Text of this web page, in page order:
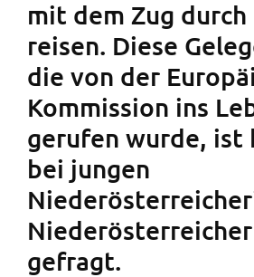
mit dem Zug durch
reisen. Diese
die von der
Kommission ins
gerufen wurde, ist
bei jungen
gefragt.